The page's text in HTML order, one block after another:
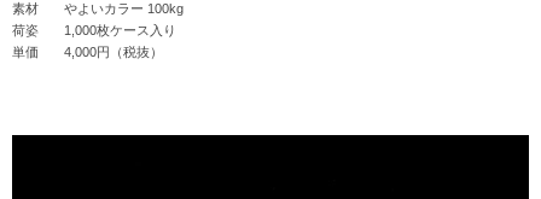
素材
やよいカラー 100kg
荷姿
1,000枚ケース入り
単価
4,000円（税抜）